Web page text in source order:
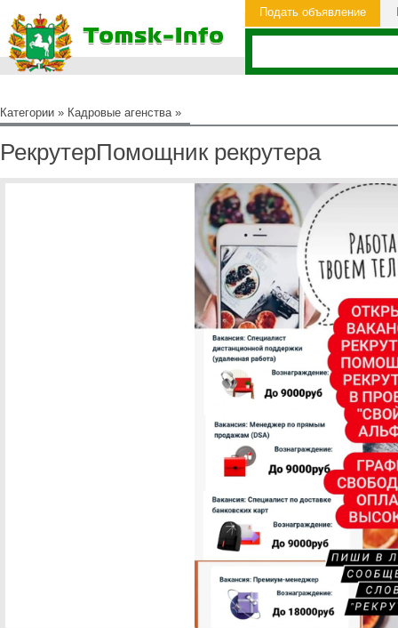
Подать объявление
Категории » Кадровые агенства»
РекрутерПомощник рекрутера